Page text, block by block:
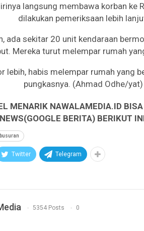
langsung membawa korban ke
dilakukan pemeriksaan lebih
ada sekitar 20 unit kendaraan
Mereka turut melempar rumah
lebih, habis melempar rumah yang
pungkasnya. (Ahmad Odhe/yat)
MENARIK NAWALAMEDIA.ID
NEWS(GOOGLE BERITA) BERIKUT
Twitter Telegram
5354 Posts 0